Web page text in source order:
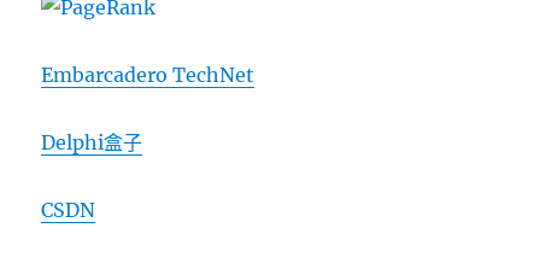
Embarcadero TechNet
Delphi盒子
CSDN